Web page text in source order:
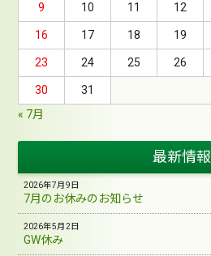
9 10 11 12
16 17 18 19
23 24 25 26
30
31
« 7月
最新情報
7月のお休みのお知らせ
2026年7月9日
GW休み
2026年5月2日